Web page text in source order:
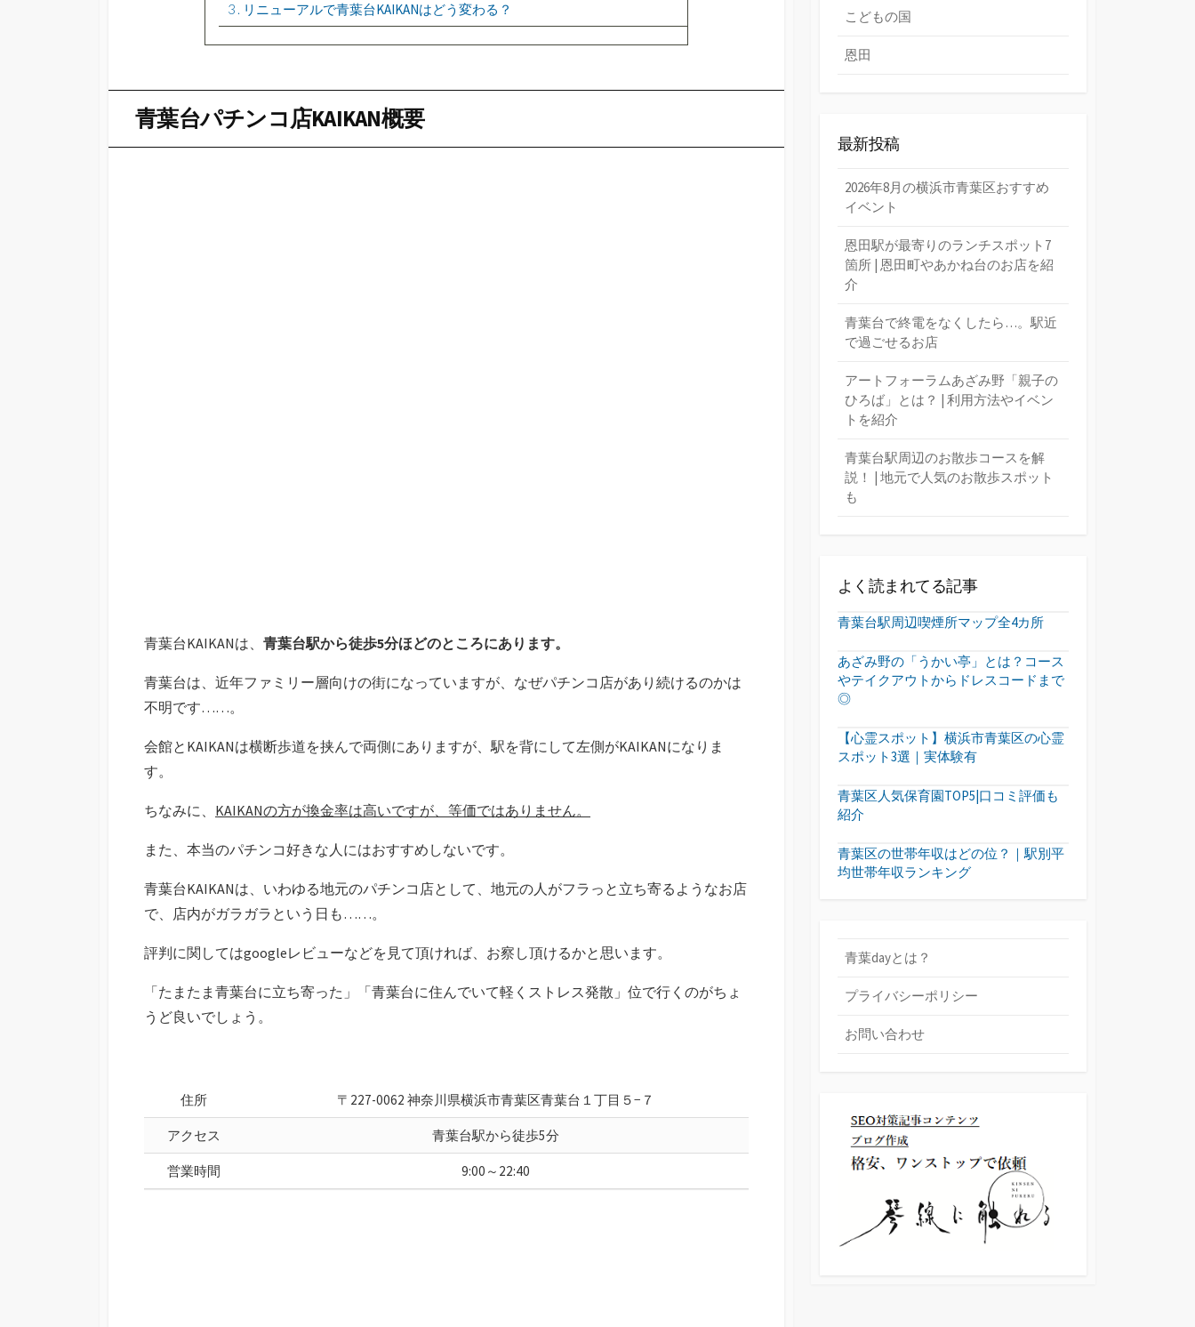
3 リニューアルで青葉台KAIKANはどう変わる？
青葉台パチンコ店KAIKAN概要
青葉台KAIKANは、 青葉台駅から徒歩5分ほどのところにあります。
青葉台は、近年ファミリー層向けの街になっていますが、なぜパチンコ店があり続けるのかは
不明です……。
会館とKAIKANは横断歩道を挟んで両側にありますが、駅を背にして左側がKAIKANになりま
す。
ちなみに、 KAIKANの方が換金率は高いですが、等価ではありません。
また、本当のパチンコ好きな人にはおすすめしないです。
青葉台KAIKANは、いわゆる地元のパチンコ店として、地元の人がフラっと立ち寄るようなお店
で、店内がガラガラという日も……。
評判に関してはgoogleレビューなどを見て頂ければ、お察し頂けるかと思います。
「たまたま青葉台に立ち寄った」「青葉台に住んでいて軽くストレス発散」位で行くのがちょ
うど良いでしょう。
住所 〒227-0062 神奈川県横浜市青葉区青葉台１丁目５−７
アクセス 青葉台駅から徒歩5分
営業時間 9:00～22:40
こどもの国
恩田
最新投稿
2026年8月の横浜市青葉区おすすめ
イベント
恩田駅が最寄りのランチスポット7
箇所 | 恩田町やあかね台のお店を紹
介
青葉台で終電をなくしたら…。駅近
で過ごせるお店
アートフォーラムあざみ野「親子の
ひろば」とは？ | 利用方法やイベン
トを紹介
青葉台駅周辺のお散歩コースを解
説！ | 地元で人気のお散歩スポット
も
よく読まれてる記事
青葉台駅周辺喫煙所マップ全4カ所
あざみ野の「うかい亭」とは？コース
やテイクアウトからドレスコードまで
◎
【心霊スポット】横浜市青葉区の心霊
スポット3選｜実体験有
青葉区人気保育園TOP5|口コミ評価も
紹介
青葉区の世帯年収はどの位？｜駅別平
均世帯年収ランキング
青葉dayとは？
プライバシーポリシー
お問い合わせ